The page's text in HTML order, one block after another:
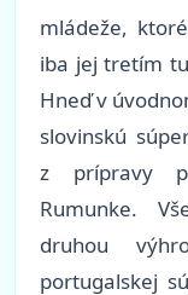
mládeže,
iba jej tretím
Hneď v
slovinskú
z prípravy
Rumunke.
druhou
portugalskej